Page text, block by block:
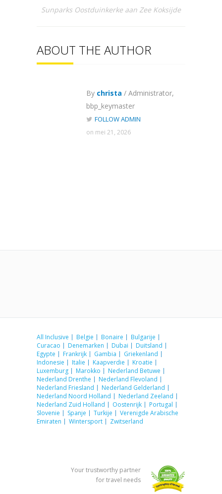
Sunparks Oostduinkerke aan Zee Koksijde
ABOUT THE AUTHOR
By christa / Administrator,
bbp_keymaster
FOLLOW ADMIN
on mei 21, 2026
All Inclusive Belgie Bonaire
Bulgarije
Curacao
Denemarken Dubai
Duitsland
Egypte
Frankrijk Gambia
Griekenland
Indonesie
Italie Kaapverdie
Kroatie
Luxemburg
Marokko
Nederland Betuwe
Nederland Drenthe
Nederland Flevoland
Nederland Friesland
Nederland Gelderland
Nederland Noord Holland
Nederland Zeeland
Nederland Zuid Holland
Oostenrijk
Portugal
Slovenie
Spanje Turkije
Verenigde Arabische
Emiraten
Wintersport Zwitserland
Your trustworthy partner
for travel needs